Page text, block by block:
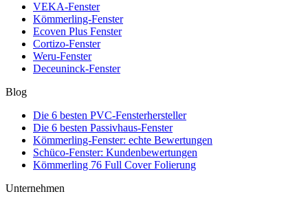
VEKA-Fenster
Kömmerling-Fenster
Ecoven Plus Fenster
Cortizo-Fenster
Weru-Fenster
Deceuninck-Fenster
Blog
Die 6 besten PVC-Fensterhersteller
Die 6 besten Passivhaus-Fenster
Kömmerling-Fenster: echte Bewertungen
Schüco-Fenster: Kundenbewertungen
Kömmerling 76 Full Cover Folierung
Unternehmen